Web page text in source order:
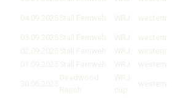
04.09.2025 Stall Fernweh WRJ western
03.09.2025 Stall Fernweh WRJ western
02.09.2025 Stall Fernweh WRJ western
01.09.2025 Stall Fernweh WRJ western
30.06.2025
Deadwood
Ranch
WRJ-
cup
western